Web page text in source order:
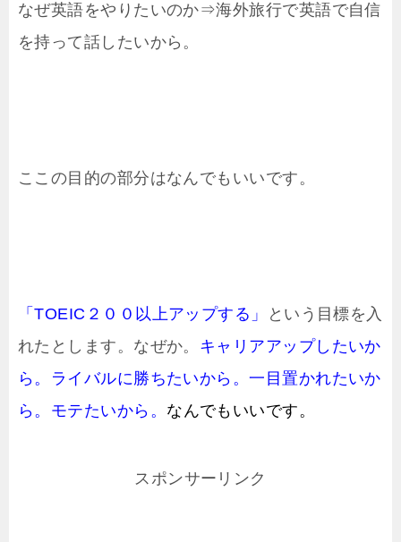
なぜ英語をやりたいのか⇒海外旅行で英語で自信
を持って話したいから。
ここの目的の部分はなんでもいいです。
「TOEIC２００以上アップする」
という目標を入
れたとします。なぜか。 キャリアアップしたいか
ら。ライバルに勝ちたいから。一目置かれたいか
ら。モテたいから。 な んでもいいです。
スポンサーリンク